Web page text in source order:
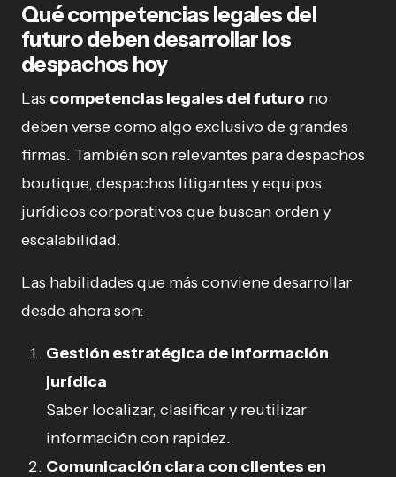
Qué competencias legales del
futuro deben desarrollar los
despachos hoy
Las competencias legales del futuro no
deben verse como algo exclusivo de grandes
firmas. También son relevantes para despachos
boutique, despachos litigantes y equipos
jurídicos corporativos que buscan orden y
escalabilidad.
Las habilidades que más conviene desarrollar
desde ahora son:
Gestión estratégica de información
jurídica
Saber localizar, clasificar y reutilizar
información con rapidez.
Comunicación clara con clientes en